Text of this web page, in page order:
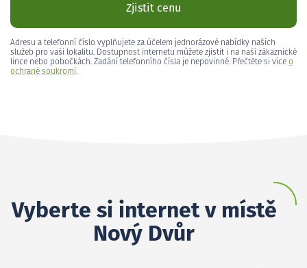
Zjistit cenu
Adresu a telefonní číslo vyplňujete za účelem jednorázové nabídky našich
služeb pro vaši lokalitu. Dostupnost internetu můžete zjistit i na naší zákaznické
lince nebo pobočkách. Zadání telefonního čísla je nepovinné. Přečtěte si více o
ochraně soukromí.
Vyberte si internet v místě
Nový Dvůr